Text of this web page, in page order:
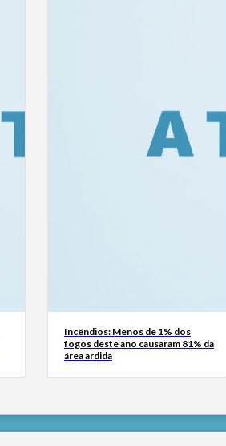
Incêndios: Menos de 1% dos
fogos deste ano causaram 81% da
área ardida